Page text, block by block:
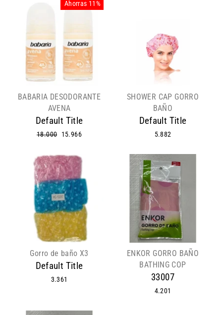
Ahorras 11%
BABARIA DESODORANTE
AVENA
Default Title
Precio
18.000
Precio
oferta
15.966
SHOWER CAP GORRO
BAÑO
Default Title
5.882
Gorro de baño X3
Default Title
3.361
ENKOR GORRO BAÑO
BATHING COP
33007
4.201